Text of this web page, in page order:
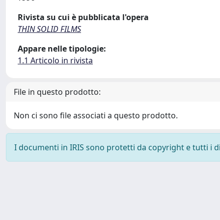
Rivista su cui è pubblicata l'opera
THIN SOLID FILMS
Appare nelle tipologie:
1.1 Articolo in rivista
File in questo prodotto:
Non ci sono file associati a questo prodotto.
I documenti in IRIS sono protetti da copyright e tutti i